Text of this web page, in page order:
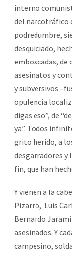
interno
del narcotráfico
podredumbre,
desquiciado,
emboscadas, de
asesinatos y
y subversivos
opulencia
digas eso”, de
ya”. Todos
grito herido, a
desgarradores y
fin, que han
Y vienen a la
Pizarro, Luis
Bernardo
asesinados. Y
campesino,